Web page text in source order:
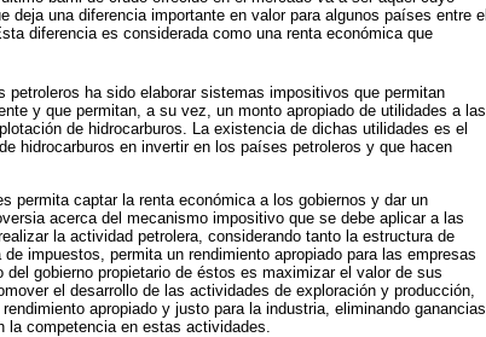
una diferencia importante en valor para algunos países entre el
diferencia es considerada como una renta económica que
ha sido elaborar sistemas impositivos que permitan
y que permitan, a su vez, un monto apropiado de utilidades a las
de hidrocarburos. La existencia de dichas utilidades es el
hidrocarburos en invertir en los países petroleros y que hacen
permita captar la renta económica a los gobiernos y dar un
acerca del mecanismo impositivo que se debe aplicar a las
la actividad petrolera, considerando tanto la estructura de
impuestos, permita un rendimiento apropiado para las empresas
gobierno propietario de éstos es maximizar el valor de sus
el desarrollo de las actividades de exploración y producción,
apropiado y justo para la industria, eliminando ganancias
competencia en estas actividades.